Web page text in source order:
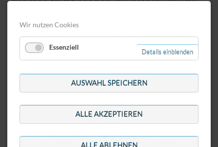
Schwächen in der Defensive und im Spielaufbau wie ein roter
Faden bis zum Schluss durch. Vom Ergebnis her war zur Halbzeit
allerdings völlig offen, wie es am Ende des Tages aussehen
würde. Weder Gastgeber noch Gast konnten beruhigt in die
Vom Pausentee zurück, zeigte KöLau mit Ehrgeiz und
Hause fahren zu wollen. Zu ungenaue Zuspiele in den Angriff
Druck hat sich letztlich gelohnt und ein zählbares Ergebnis
Wir nutzen Cookies
Essenziell
Details einblenden
AUSWAHL SPEICHERN
ALLE AKZEPTIEREN
ALLE ABLEHNEN